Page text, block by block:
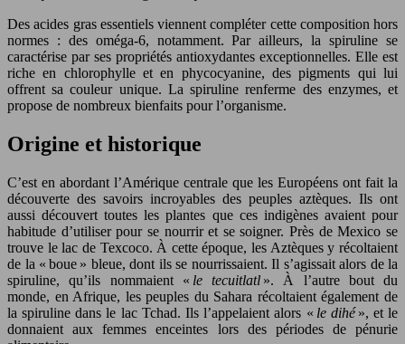
Des acides gras essentiels viennent compléter cette composition hors
normes : des oméga-6, notamment. Par ailleurs, la spiruline se
caractérise par ses propriétés antioxydantes exceptionnelles. Elle est
riche en chlorophylle et en phycocyanine, des pigments qui lui
offrent sa couleur unique. La spiruline renferme des enzymes, et
propose de nombreux bienfaits pour l’organisme.
Origine et historique
C’est en abordant l’Amérique centrale que les Européens ont fait la
découverte des savoirs incroyables des peuples aztèques. Ils ont
aussi découvert toutes les plantes que ces indigènes avaient pour
habitude d’utiliser pour se nourrir et se soigner. Près de Mexico se
trouve le lac de Texcoco. À cette époque, les Aztèques y récoltaient
de la « boue » bleue, dont ils se nourrissaient. Il s’agissait alors de la
spiruline, qu’ils nommaient « le tecuitlatl ». À l’autre bout du
monde, en Afrique, les peuples du Sahara récoltaient également de
la spiruline dans le lac Tchad. Ils l’appelaient alors « le dihé», et le
donnaient aux femmes enceintes lors des périodes de pénurie